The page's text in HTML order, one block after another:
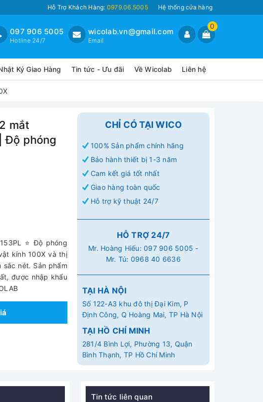
Hỗ Trợ Khách Hàng: 0979.06.5005 Hệ thống cửa hàng
0
wicolab.vn@gmail.com
Email
097 906 5005
Hotline 24/7
Ký Giao Hàng Tin tức - Ưu đãi Về Wicolab Liên hệ
mắt
Độ phóng
⭐ Độ phóng
kính 100X và thị
sắc nét. Sản phẩm
được nhập khẩu
CHỈ CÓ TẠI WICO
100% Sản phẩm chính hãng
Bảo hành thiết bị 1-3 năm
Cam kết giá tốt nhất
Giao hàng toàn quốc
Hỗ trợ kỹ thuật 24/7
HỖ TRỢ 24/7
Mr. Hoàng Hiếu:097 906 5005 -
Mr. Tú: 0968 40 6636
TẠI HÀ NỘI
Số 122-A3 khu đô thị Đại Kim, P
Định Công, Q Hoàng Mai, TP Hà Nội
TẠI HỒ CHÍ MINH
281/4 Bình Lợi, Phường 13, Quận
Bình Thạnh, TP Hồ Chí Minh
Tin tức liên quan